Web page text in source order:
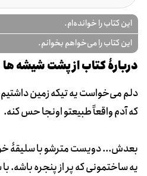
این کتاب را خوانده‌ام.
این کتاب را می‌خواهم بخوانم.
دربارۀ کتاب از پشت شیشه ها
دلم می‌خواست یه تیکه زمین
که آدم واقعاً طبیعتو اونجا حس کنه.
بعدش‌... دویست مترشو با سلیقۀ
یه ساختمونی که پر از پنجره باشه.